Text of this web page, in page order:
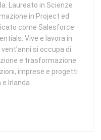
Laureato in Scienze
in Project ed
come Salesforce
Vive e lavora in
si occupa di
e trasformazione
imprese e progetti
Irlanda.